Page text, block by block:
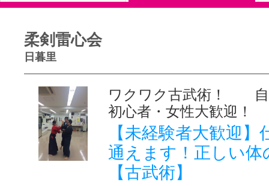
やりたいこ
グッドスク
掲載のお問
柔剣雷心会
日暮里
ワクワク古武術！
初心者・女性大歓迎！
【未経験者大歓迎】
通えます！正しい体
【古武術】